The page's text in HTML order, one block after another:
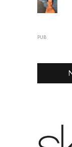
PUB